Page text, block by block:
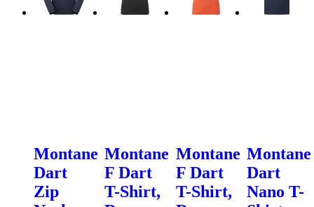
Montane
Dart
Zip
Montane
F Dart
T-Shirt,
Montane
F Dart
T-Shirt,
Montane
Dart
Nano T-